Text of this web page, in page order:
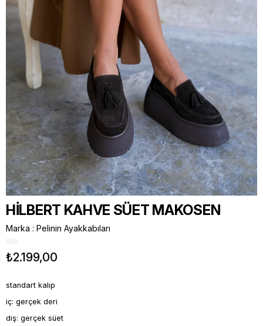
HİLBERT KAHVE SÜET MAKOSEN
Marka : Pelinin Ayakkabıları
₺2.199,00
standart kalıp
iç: gerçek deri
dış: gerçek süet